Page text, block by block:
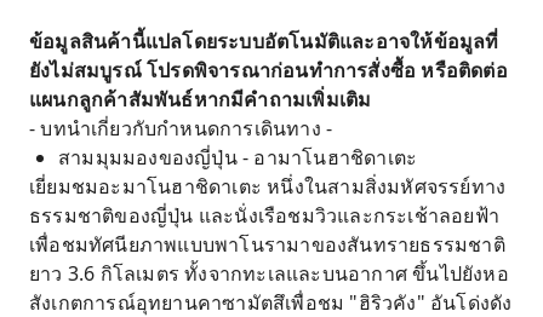
ข้อมูลสินค้านี้แปลโดยระบบอัตโนมัติและอาจให้ข้อมูลที่
ยังไม่สมบูรณ์ โปรดพิจารณาก่อนทำการสั่งซื้อ หรือติดต่อ
แผนกลูกค้าสัมพันธ์หากมีคำถามเพิ่มเติม
- บทนำเกี่ยวกับกำหนดการเดินทาง -
สามมุมมองของญี่ปุ่น - อามาโนฮาชิดาเตะ
เยี่ยมชมอะมาโนฮาชิดาเตะ หนึ่งในสามสิ่งมหัศจรรย์ทาง
ธรรมชาติของญี่ปุ่น และนั่งเรือชมวิวและกระเช้าลอยฟ้า
เพื่อชมทัศนียภาพแบบพาโนรามาของสันทรายธรรมชาติ
ยาว 3.6 กิโลเมตร ทั้งจากทะเลและบนอากาศ ขึ้นไปยังหอ
สังเกตการณ์อุทยานคาซามัตสึเพื่อชม "ฮิริวคัง" อันโด่งดัง